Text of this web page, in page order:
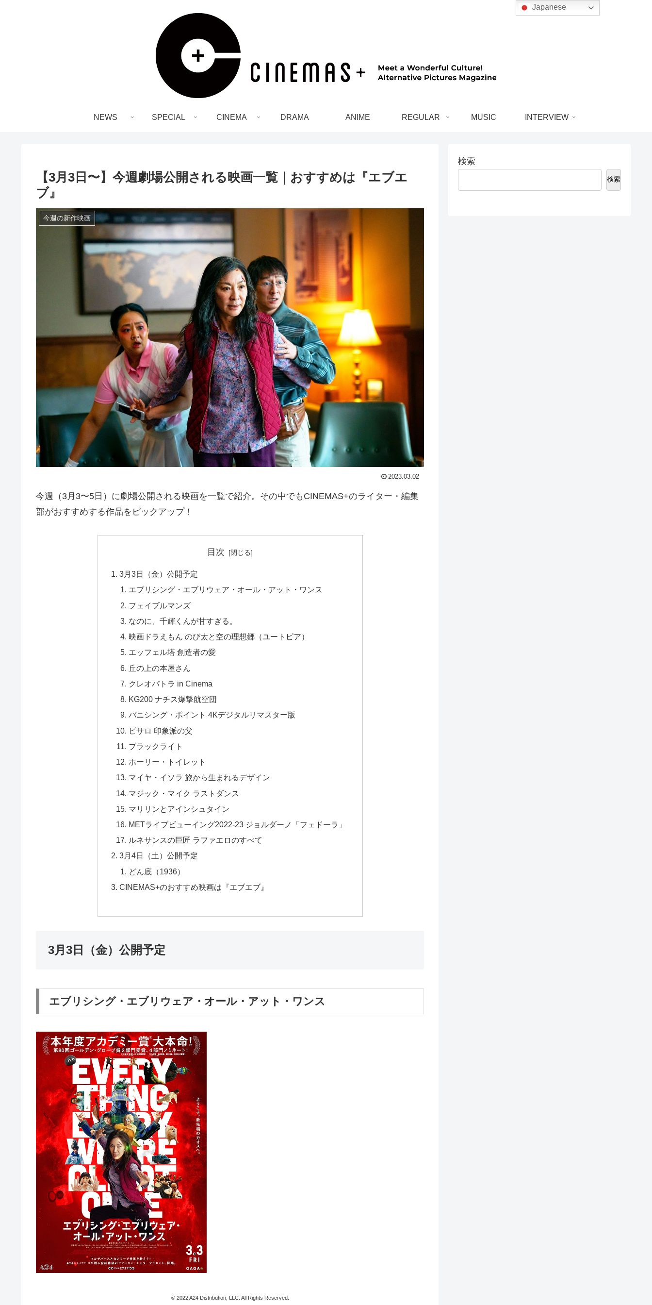
NEWS SPECIAL CINEMA DRAMA ANIME REGULAR MUSIC INTERVIEW
【3月3日〜】今週劇場公開される映画一覧｜おすすめは『エブエ
ブ』
今週の新作映画
2023.03.02
今週（3月3〜5日）に劇場公開される映画を一覧で紹介。その中でもCINEMAS+のライター・編集
部がおすすめする作品をピックアップ！
目次
3月3日（金）公開予定
エブリシング・エブリウェア・オール・アット・ワンス
フェイブルマンズ
なのに、千輝くんが甘すぎる。
映画ドラえもん のび太と空の理想郷（ユートピア）
エッフェル塔 創造者の愛
丘の上の本屋さん
クレオパトラ in Cinema
KG200 ナチス爆撃航空団
バニシング・ポイント 4Kデジタルリマスター版
ピサロ 印象派の父
ブラックライト
ホーリー・トイレット
マイヤ・イソラ 旅から生まれるデザイン
マジック・マイク ラストダンス
マリリンとアインシュタイン
METライブビューイング2022-23 ジョルダーノ「フェドーラ」
ルネサンスの巨匠 ラファエロのすべて
3月4日（土）公開予定
どん底（1936）
CINEMAS+のおすすめ映画は『エブエブ』
3月3日（金）公開予定
エブリシング・エブリウェア・オール・アット・ワンス
© 2022 A24 Distribution, LLC. All Rights Reserved.
検索
検索
Japanese